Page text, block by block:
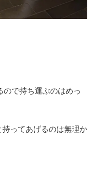
ので持ち運ぶのはめっ
ってあげるのは無理か